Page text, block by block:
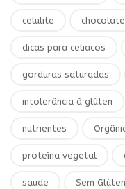
celulite chocolate
dicas para celiacos
gorduras saturadas
intolerância à glúten
nutrientes
proteína vegetal
saude Sem Glúten